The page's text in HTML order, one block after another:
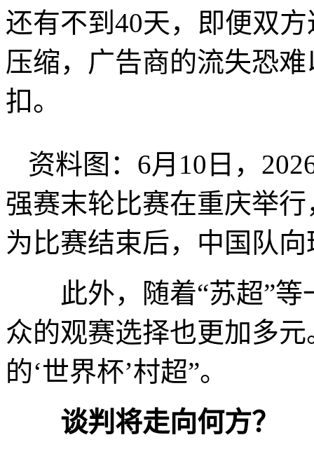
还有不到40天，即便双
压缩，广告商的流失恐
扣。
资料图：6月10日，
强赛末轮比赛在重庆举
为比赛结束后，中国队
此外，随着“苏超”等
众的观赛选择也更加多
的‘世界杯’村超”。
谈判将走向何方？